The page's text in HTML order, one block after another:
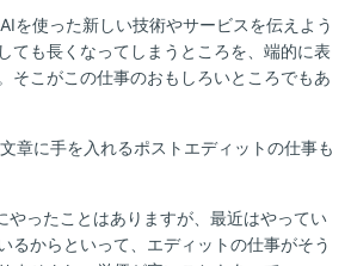
を使った新しい技術やサービスを伝えよう
ても長くなってしまうところを、端的に表
そこがこの仕事のおもしろいところでもあ
章に手を入れるポストエディットの仕事も
やったことはありますが、最近はやってい
るからといって、エディットの仕事がそう